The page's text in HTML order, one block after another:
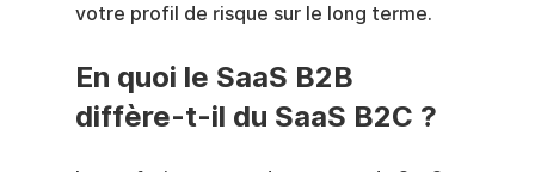
votre profil de risque sur le long terme.
En quoi le SaaS B2B
diffère-t-il du SaaS B2C ?